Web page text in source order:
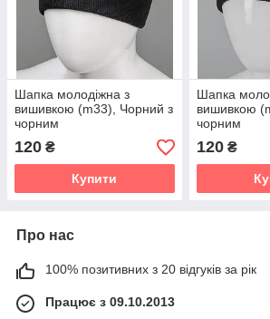
Шапка молодіжна з
вишивкою (m33), Чорний з
чорним
120 ₴
Купити
Шапка
вишивкою
чорним
120₴
Про нас
100% позитивних з 20 відгуків за рік
Працює з 09.10.2013